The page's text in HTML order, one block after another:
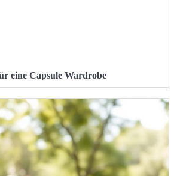
eine Capsule Wardrobe